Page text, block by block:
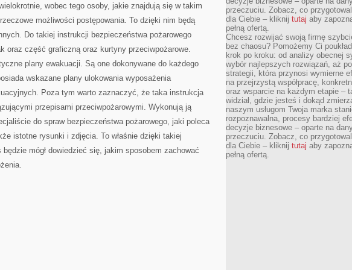
wobec tego osoby, jakie znajdują się w takim
możliwości postępowania. To dzięki nim będą
Do takiej instrukcji bezpieczeństwa pożarowego
oraz część graficzną oraz kurtyny przeciwpożarowe.
plany ewakuacji. Są one dokonywane do każdego
wskazane plany ulokowania wyposażenia
Poza tym warto zaznaczyć, że taka instrukcja
przepisami przeciwpożarowymi. Wykonują ją
do spraw bezpieczeństwa pożarowego, jaki poleca
istotne rysunki i zdjęcia. To właśnie dzięki takiej
mógł dowiedzieć się, jakim sposobem zachować
przeczuciu. Zobacz, co
dla Ciebie – kliknij tutaj aby
pełną ofertą.
Chcesz rozwijać swoją firmę
bez chaosu? Pomożemy Ci
krok po kroku: od analizy obecnej
wybór najlepszych rozwiązań, aż
strategii, która przynosi wymierne
na przejrzystą współpracę,
oraz wsparcie na każdym etapie –
widział, gdzie jesteś i dokąd
naszym usługom Twoja marka
rozpoznawalna, procesy bardziej
decyzje biznesowe – oparte na
przeczuciu. Zobacz, co
dla Ciebie – kliknij tutaj aby
pełną ofertą.